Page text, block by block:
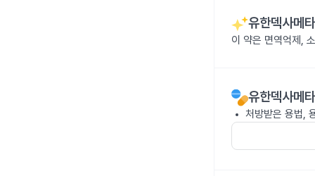
유한덱사메
이 약은 면역억제,
유한덱사메
처방받은 용법,